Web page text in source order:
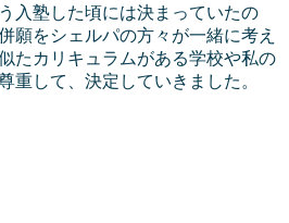
入塾した頃には決まっていたの
願をシェルパの方々が一緒に考え
たカリキュラムがある学校や私の
重して、決定していきました。